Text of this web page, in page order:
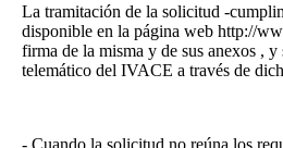
La tramitación de la solicitud -
disponible en la página web http://
firma de la misma y de sus anexos , y
telemático del IVACE a través de
- Cuando la solicitud no reúna los